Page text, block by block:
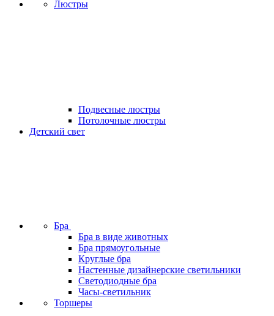
Люстры
Подвесные люстры
Потолочные люстры
Детский свет
Бра
Бра в виде животных
Бра прямоугольные
Круглые бра
Настенные дизайнерские светильники
Светодиодные бра
Часы-светильник
Торшеры